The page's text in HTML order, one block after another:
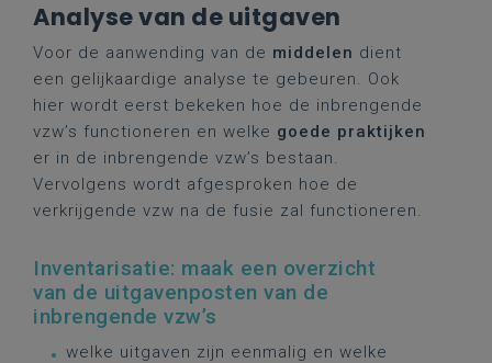
Analyse van de uitgaven
Voor de aanwending van de middelen dient
een gelijkaardige analyse te gebeuren. Ook
hier wordt eerst bekeken hoe de inbrengende
vzw’s functioneren en welke goede praktijken
er in de inbrengende vzw’s bestaan.
Vervolgens wordt afgesproken hoe de
verkrijgende vzw na de fusie zal functioneren.
Inventarisatie: maak een overzicht
van de uitgavenposten van de
inbrengende vzw’s
welke uitgaven zijn eenmalig en welke